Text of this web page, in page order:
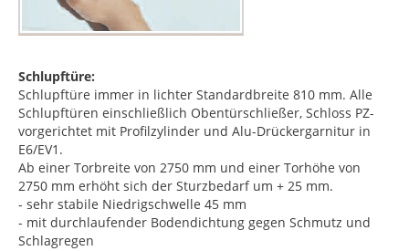
Schlupftüre:
Schlupftüre immer in lichter Standardbreite 810 mm. Alle
Schlupftüren einschließlich Obentürschließer, Schloss PZ-
vorgerichtet mit Profilzylinder und Alu-Drückergarnitur in
E6/EV1.
Ab einer Torbreite von 2750 mm und einer Torhöhe von
2750 mm erhöht sich der Sturzbedarf um + 25 mm.
- sehr stabile Niedrigschwelle 45 mm
- mit durchlaufender Bodendichtung gegen Schmutz und
Schlagregen